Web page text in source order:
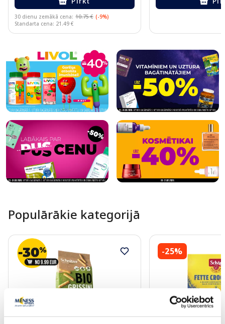
30 dienu zemākā cena: 10.75 € (-9%)
Standarta cena: 21.49 €
Populārākie kategorijā
-25%